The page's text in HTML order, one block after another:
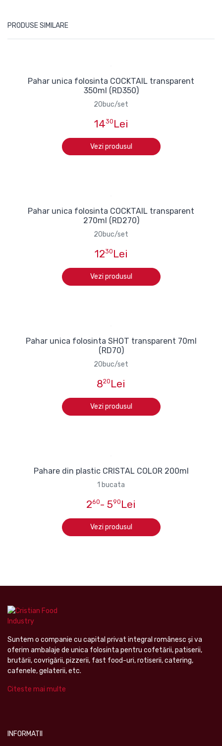
PRODUSE SIMILARE
Pahar unica folosinta COCKTAIL transparent
350ml (RD350)
20buc/set
1430 Lei
Vezi produsul
Pahar unica folosinta COCKTAIL transparent
270ml (RD270)
20buc/set
1230 Lei
Vezi produsul
Pahar unica folosinta SHOT transparent 70ml
(RD70)
20buc/set
820 Lei
Vezi produsul
Pahare din plastic CRISTAL COLOR 200ml
1 bucata
260- 590 Lei
Vezi produsul
Suntem o companie cu capital privat integral românesc şi va
oferim ambalaje de unica folosinta pentru cofetării, patiserii,
brutării, covrigării, pizzerii, fast food-uri, rotiserii, catering,
cafenele, gelaterii, etc.
Citeste mai multe
INFORMATII